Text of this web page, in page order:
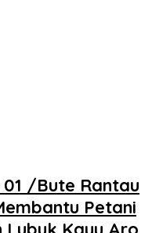
01 /Bute Rantau
Petani